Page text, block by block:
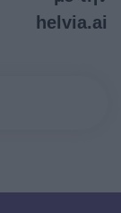
helvia.ai